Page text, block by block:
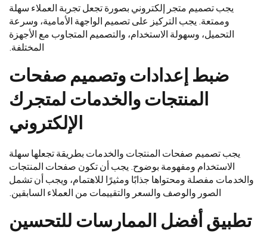
يجب تصميم متجر إلكتروني بصورة تجعل تجربة العملاء سهلة
وممتعة. يجب التركيز على تصميم الواجهة الأمامية، وسرعة
التحميل، وسهولة الاستخدام، والتصميم المتجاوب مع الأجهزة
المختلفة.
ضبط إعدادات وتصميم صفحات
المنتجات والخدمات لمتجرك
الإلكتروني
يجب تصميم صفحات المنتجات والخدمات بطريقة تجعلها سهلة
الاستخدام ومفهومة بوضوح. يجب أن تكون صفحات المنتجات
والخدمات مفصلة ومحتواها جذابًا ومثيرًا للاهتمام، ويجب أن تشمل
الصور والوصف والسعر والتقييمات من العملاء السابقين.
تطبيق أفضل الممارسات للتحسين